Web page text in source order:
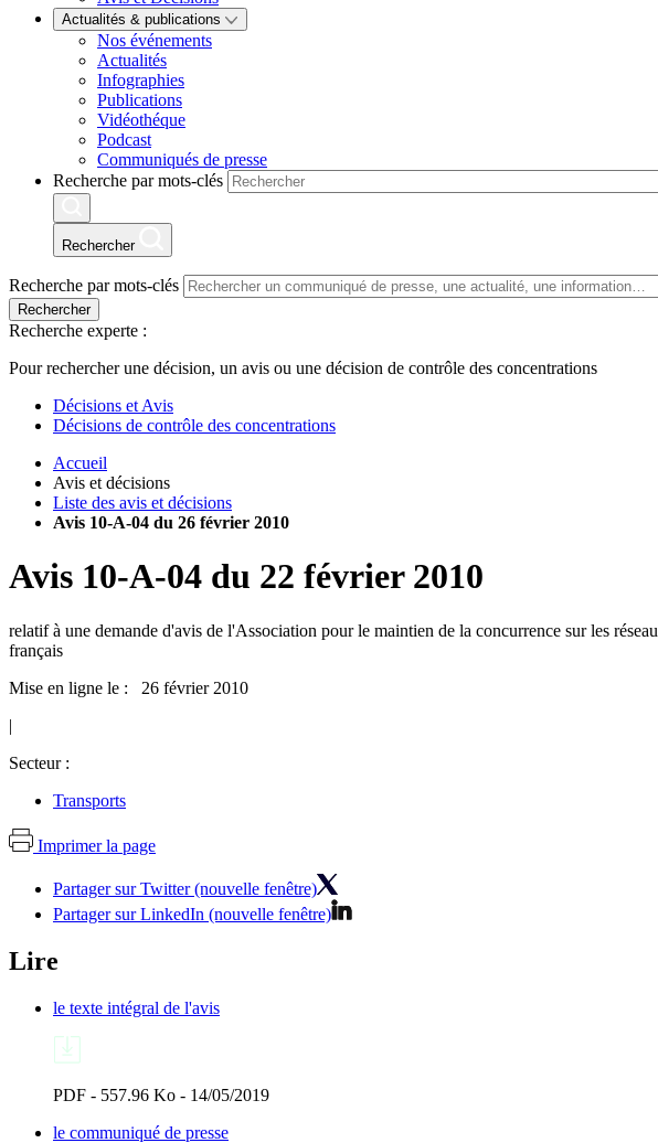
Actualités & publications
Nos événements
Actualités
Infographies
Publications
Vidéothéque
Podcast
Communiqués de presse
Recherche par mots-clés
Rechercher
Recherche par mots-clés
Rechercher
Recherche experte :
Pour rechercher une décision, un avis ou une décision de contrôle des concentrations
Décisions et Avis
Décisions de contrôle des concentrations
Accueil
Avis et décisions
Liste des avis et décisions
Avis 10-A-04 du 26 février 2010
Avis 10-A-04 du 22 février 2010
relatif à une demande d'avis de l'Association pour le maintien de la concurrence sur les
français
Mise en ligne le : 26 février 2010
|
Secteur :
Transports
Imprimer la page
Partager sur Twitter (nouvelle fenêtre)
Partager sur LinkedIn (nouvelle fenêtre)
Lire
le texte intégral de l'avis
PDF - 557.96 Ko - 14/05/2019
le communiqué de presse